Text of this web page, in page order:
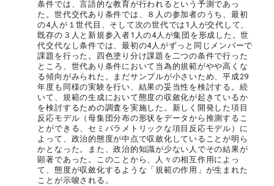
条件では、言語的な教育が行われるという予測であっ
た。世代交代あり条件では、８人の参加者のうち、最初
の4人が１世代目、そして次の世代では1人が交代して、
既存の３人と新規参入者1人の4人が集団を形成した。世
代交代なし条件では、最初の4人がずっと同じメンバーで
課題を行った。四色塗り分け課題を二つの条件で行った
ところ、世代あり条件において当為的規範がやや高くな
る傾向がみられた。まだサンプルが小さいため、平成29
年度も同様の実験を行い、結果の妥当性を検討する。続
いて、規範の生成において態度の収斂化が起きているか
を検討するための調査を実施した。新しく開発した項目
反応モデル（母集団分布の形状をデータから推測するこ
とができる、セミパラメトリックな項目反応モデル）に
よって、政治的態度が中点で収斂化していることが明ら
かとなった。また、政治的知識が少ない人でその結果が
顕著であった。このことから、人々の相互作用によっ
て、態度が収斂化するような「規範の作用」が生まれた
ことが示唆される。